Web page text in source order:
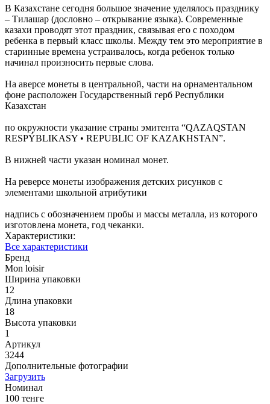
В Казахстане сегодня большое значение уделялось празднику
– Тилашар (дословно – открывание языка). Современные
казахи проводят этот праздник, связывая его с походом
ребенка в первый класс школы. Между тем это мероприятие в
старинные времена устраивалось, когда ребенок только
начинал произносить первые слова.
На аверсе монеты в центральной, части на орнаментальном
фоне расположен Государственный герб Республики
Казахстан
по окружности указание страны эмитента “QAZAQSTAN
RESPÝBLIKASY • REPUBLIC OF KAZAKHSTAN”.
В нижней части указан номинал монет.
На реверсе монеты изображения детских рисунков с
элементами школьной атрибутики
надпись с обозначением пробы и массы металла, из которого
изготовлена монета, год чеканки.
Характеристики:
Все характеристики
Бренд
Mon loisir
Ширина упаковки
12
Длина упаковки
18
Высота упаковки
1
Артикул
3244
Дополнительные фотографии
Загрузить
Номинал
100 тенге